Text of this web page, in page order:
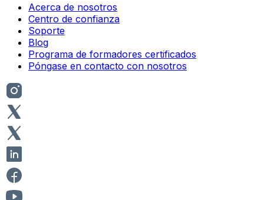
Acerca de nosotros
Centro de confianza
Soporte
Blog
Programa de formadores certificados
Póngase en contacto con nosotros